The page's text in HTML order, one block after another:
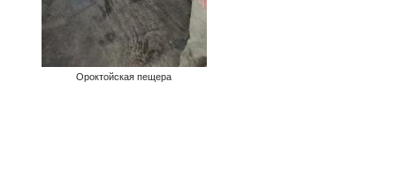
Ороктойская пещера